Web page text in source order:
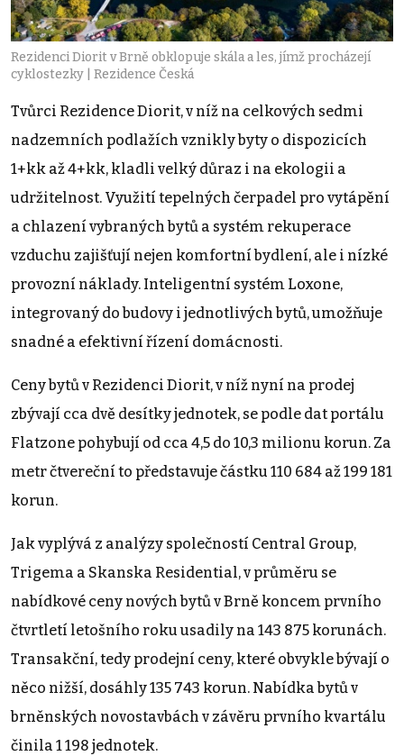
Rezidenci Diorit v Brně obklopuje skála a les, jímž procházejí
cyklostezky | Rezidence Česká
Tvůrci Rezidence Diorit, v níž na celkových sedmi
nadzemních podlažích vznikly byty o dispozicích
1+kk až 4+kk, kladli velký důraz i na ekologii a
udržitelnost. Využití tepelných čerpadel pro vytápění
a chlazení vybraných bytů a systém rekuperace
vzduchu zajišťují nejen komfortní bydlení, ale i nízké
provozní náklady. Inteligentní systém Loxone,
integrovaný do budovy i jednotlivých bytů, umožňuje
snadné a efektivní řízení domácnosti.
Ceny bytů v Rezidenci Diorit, v níž nyní na prodej
zbývají cca dvě desítky jednotek, se podle dat portálu
Flatzone pohybují od cca 4,5 do 10,3 milionu korun. Za
metr čtvereční to představuje částku 110 684 až 199 181
korun.
Jak vyplývá z analýzy společností Central Group,
Trigema a Skanska Residential, v průměru se
nabídkové ceny nových bytů v Brně koncem prvního
čtvrtletí letošního roku usadily na 143 875 korunách.
Transakční, tedy prodejní ceny, které obvykle bývají o
něco nižší, dosáhly 135 743 korun. Nabídka bytů v
brněnských novostavbách v závěru prvního kvartálu
činila 1 198 jednotek.